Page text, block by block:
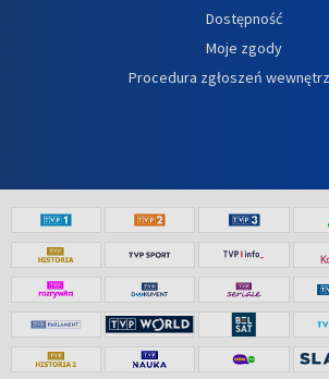
Dostępność
Moje zgody
Procedura zgłoszeń